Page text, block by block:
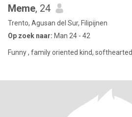
Meme, 24
Trento, Agusan del Sur, Filipijnen
Op zoek naar: Man 24 - 42
Funny , family oriented kind, softhearted